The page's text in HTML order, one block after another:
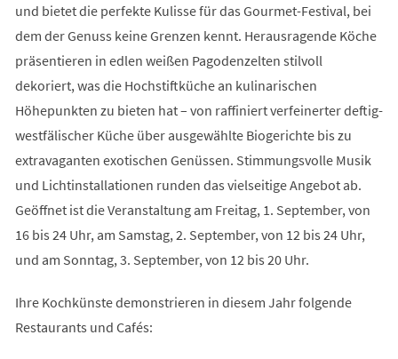
und bietet die perfekte Kulisse für das Gourmet-Festival, bei
dem der Genuss keine Grenzen kennt. Herausragende Köche
präsentieren in edlen weißen Pagodenzelten stilvoll
dekoriert, was die Hochstiftküche an kulinarischen
Höhepunkten zu bieten hat – von raffiniert verfeinerter deftig-
westfälischer Küche über ausgewählte Biogerichte bis zu
extravaganten exotischen Genüssen. Stimmungsvolle Musik
und Lichtinstallationen runden das vielseitige Angebot ab.
Geöffnet ist die Veranstaltung am Freitag, 1. September, von
16 bis 24 Uhr, am Samstag, 2. September, von 12 bis 24 Uhr,
und am Sonntag, 3. September, von 12 bis 20 Uhr.
Ihre Kochkünste demonstrieren in diesem Jahr folgende
Restaurants und Cafés: